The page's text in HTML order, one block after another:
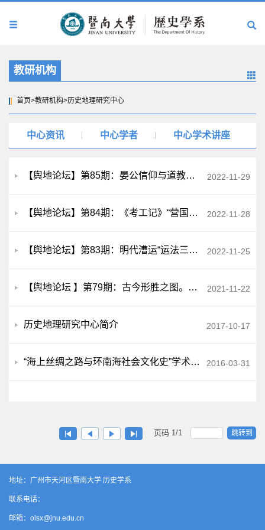
教研机构
首页>教研机构>历史地理研究中心
中心资讯 中心学者 中心学术讲座
【舆地论坛】第85期：晏公信仰与道教、国家祭祀关系研究 2022-11-29
【舆地论坛】第84期：《考工记》“营国”制度正解 2022-11-28
【舆地论坛】第83期：明代漕运“运法三变”新探 2022-11-25
【舆地论坛 】第79期：古今形胜之图。系列地图研究——从知识史角度的解读 2021-11-22
历史地理研究中心简介 2017-10-17
“海上丝绸之路与环南海社会文化史”学术研讨会召开 2016-03-31
页码 1/1 跳转到
地址：广州市天河区暨南大学 历史学系
联系电话：
邮箱：olsx@jnu.edu.cn